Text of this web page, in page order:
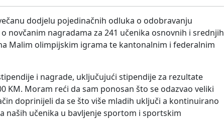
dodjelu pojedinačnih odluka o odobravanju
novčanim nagradama za 241 učenika osnovnih i srednjih
Malim olimpijskim igrama te kantonalnim i federalnim
i nagrade, uključujući stipendije za rezultate
Moram reći da sam ponosan što se odazvao veliki
doprinijeli da se što više mladih uključi a kontinuirano
naših učenika u bavljenje sportom i sportskim